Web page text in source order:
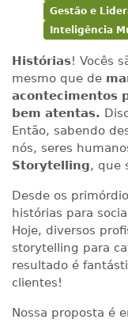
Gestão e
Inteligência
Histórias! Vocês
mesmo que de
acontecimentos
bem atentas.
Então, sabendo
nós, seres
Storytelling, que
Desde os
histórias para
Hoje, diversos
storytelling para
resultado é
clientes!
Nossa proposta é